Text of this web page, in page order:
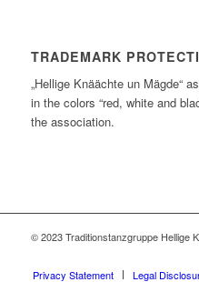
TRADEMARK
„Hellige Knäächte un Mägde“
in the colors “red, white and
the association.
© 2023 Traditionstanzgruppe Hellige
Privacy Statement Legal